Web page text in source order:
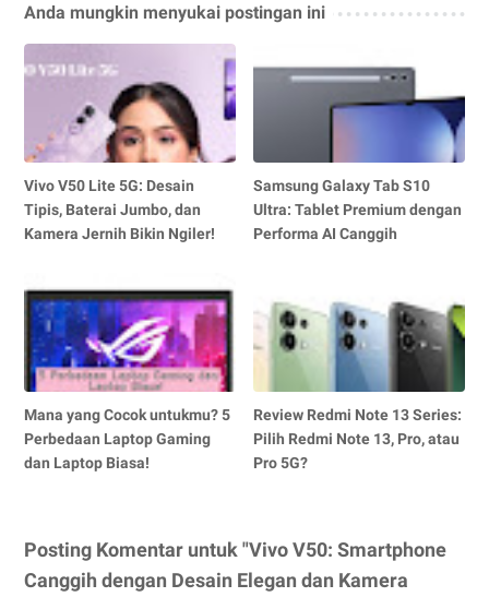
Anda mungkin menyukai postingan ini
Vivo V50 Lite 5G: Desain
Tipis, Baterai Jumbo, dan
Kamera Jernih Bikin Ngiler!
Samsung Galaxy Tab S10
Ultra: Tablet Premium dengan
Performa AI Canggih
Mana yang Cocok untukmu? 5
Perbedaan Laptop Gaming
dan Laptop Biasa!
Review Redmi Note 13 Series:
Pilih Redmi Note 13, Pro, atau
Pro 5G?
Posting Komentar untuk "Vivo V50: Smartphone
Canggih dengan Desain Elegan dan Kamera